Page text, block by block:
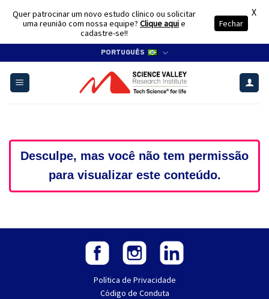
content
PORTUGUÊS
Desculpe, mas você não tem permissão
para visualizar este conteúdo.
Política de Privacidade
Código de Conduta
Quer patrocinar um novo estudo clínico ou solicitar
uma reunião com nossa equipe? Clique aquie
cadastre-se!!
Fechar
X